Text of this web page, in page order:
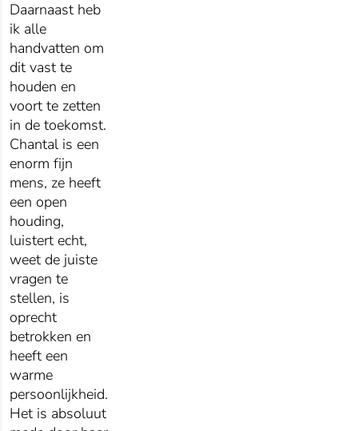
Daarnaast heb
ik alle
handvatten om
dit vast te
houden en
voort te zetten
in de toekomst.
Chantal is een
enorm fijn
mens, ze heeft
een open
houding,
luistert echt,
weet de juiste
vragen te
stellen, is
oprecht
betrokken en
heeft een
warme
persoonlijkheid.
Het is absoluut